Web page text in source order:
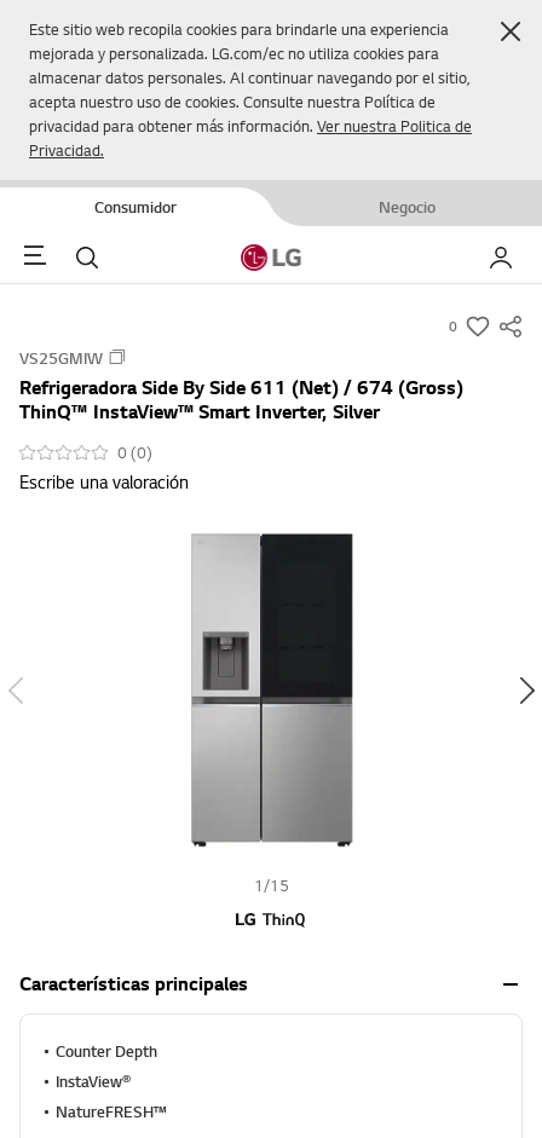
Este sitio web recopila cookies para brindarle una experiencia
mejorada y personalizada. LG.com/ec no utiliza cookies para
almacenar datos personales. Al continuar navegando por el sitio,
acepta nuestro uso de cookies. Consulte nuestra Política de
privacidad para obtener más información. Ver nuestra Politica de
Privacidad.
Consumidor Negocio
Menu Buscar Mi LG
0
s
VS25GMIW
Refrigeradora Side By Side 611 (Net) / 674 (Gross)
ThinQ™ InstaView™ Smart Inverter, Silver
0 (0)
Escribe una valoración
1 /15
Características principales
Counter Depth
InstaView®
NatureFRESH™